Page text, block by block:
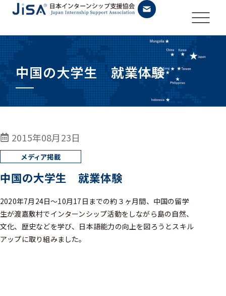
中国の大学生 就業体験
2015年08月23日
中国の大学生 就業体験
2020年7月24日〜10月17日までの約３ヶ月間、中国の留学
生が渡嘉敷村でインターンシップ活動をしながら島の自然、
文化、歴史などを学び、日本語能力の向上を図ろうとスキル
アップに取り組みました。